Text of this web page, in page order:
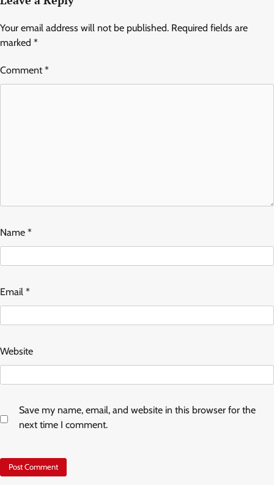
Your email address will not be published. Required fields are
marked *
Comment*
Name *
Email *
Website
Save my name, email, and website in this browser for the
next time I comment.